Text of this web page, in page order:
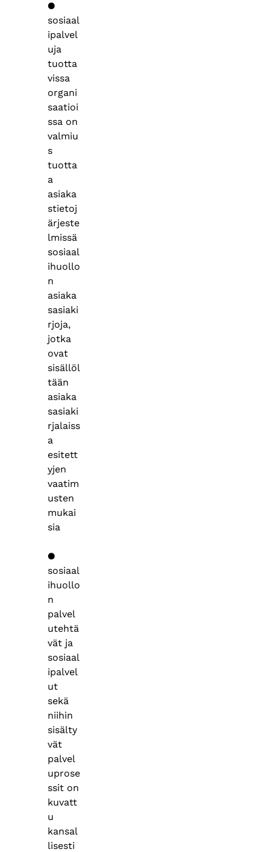
●
sosiaal
ipalvel
uja
tuotta
vissa
organi
saatioi
ssa on
valmiu
s
tuotta
a
asiaka
stietoj
ärjeste
lmissä
sosiaal
ihuollo
n
asiaka
sasiaki
rjoja,
jotka
ovat
sisällöl
tään
asiaka
sasiaki
rjalaiss
a
esitett
yjen
vaatim
usten
mukai
sia
●
sosiaal
ihuollo
n
palvel
utehtä
vät ja
sosiaal
ipalvel
ut
sekä
niihin
sisälty
vät
palvel
uprose
ssit on
kuvatt
u
kansal
lisesti